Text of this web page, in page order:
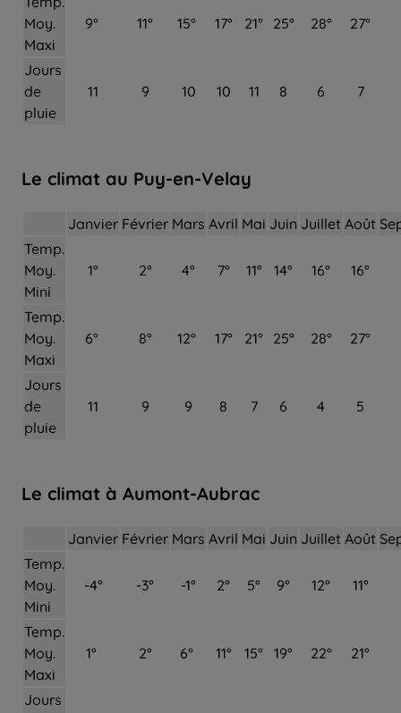
Moy.
Maxi
9° 11° 15° 17° 21° 25° 28° 27°
Jours
de
pluie
11 9 10 10 11 8 6 7
Le climat au Puy-en-Velay
Janvier Février Mars Avril Mai Juin Juillet Août
Temp.
Moy.
Mini
1° 2° 4° 7° 11° 14° 16° 16°
Temp.
Moy.
Maxi
6° 8° 12° 17° 21° 25° 28° 27°
Jours
de
pluie
11 9 9 8 7 6 4 5
Le climat à Aumont-Aubrac
Janvier Février Mars Avril Mai Juin Juillet Août
Temp.
Moy.
Mini
-4° -3° -1° 2° 5° 9° 12° 11°
Temp.
Moy.
Maxi
1° 2° 6° 11° 15° 19° 22° 21°
Jours